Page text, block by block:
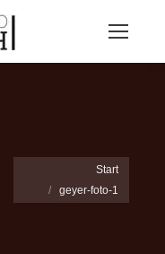
Sie befinden sich hier:
Start
geyer-foto-1